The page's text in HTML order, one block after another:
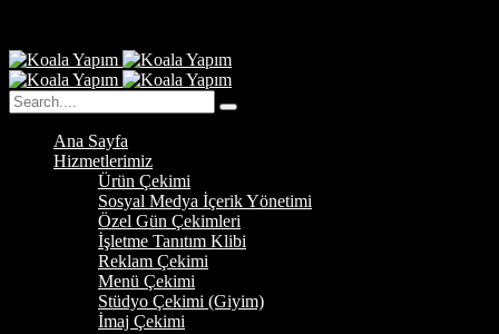
Ana Sayfa
Hizmetlerimiz
Ürün Çekimi
Sosyal Medya İçerik Yönetimi
Özel Gün Çekimleri
İşletme Tanıtım Klibi
Reklam Çekimi
Menü Çekimi
Stüdyo Çekimi (Giyim)
İmaj Çekimi